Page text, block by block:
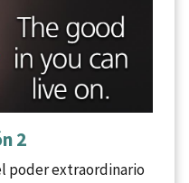
2
poder extraordinario